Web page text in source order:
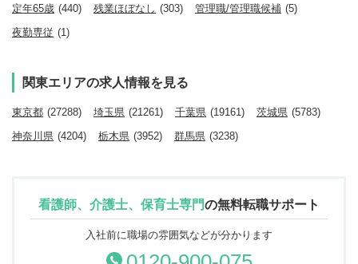
定年65歳 (440) 残業ほぼなし (303) 管理職/管理職候補 (5)
夜勤専従 (1)
関東エリアの求人情報を見る
東京都 (27288) 埼玉県 (21261) 千葉県 (19161) 茨城県 (5783)
神奈川県 (4204) 栃木県 (3952) 群馬県 (3238)
看護師、介護士、保育士専門の無料転職サポート
入社前に職場の雰囲気などが分かります